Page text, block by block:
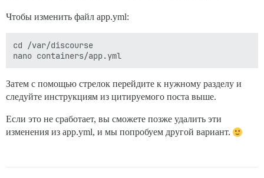
Чтобы изменить файл app.yml:
cd /var/discourse
Затем с помощью стрелок перейдите к нужному разделу и
следуйте инструкциям из цитируемого поста выше.
Если это не сработает, вы сможете позже удалить эти
изменения из app.yml, и мы попробуем другой вариант.